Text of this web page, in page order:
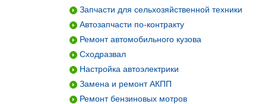
Запчасти для сельхозяйственной техники
Автозапчасти по-контракту
Ремонт автомобильного кузова
Сходразвал
Настройка автоэлектрики
Замена и ремонт АКПП
Ремонт бензиновых мотров